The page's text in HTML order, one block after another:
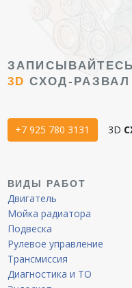
ЗАПИСЫВАЙТЕСЬ
3D СХОД-РАЗВАЛ
+7 925 780 3131 3D
ВИДЫ РАБОТ
Двигатель
Мойка радиатора
Подвеска
Рулевое управление
Трансмиссия
Диагностика и ТО